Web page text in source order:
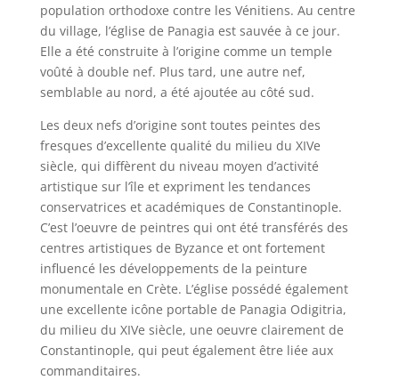
population orthodoxe contre les Vénitiens. Au centre
du village, l’église de Panagia est sauvée à ce jour.
Elle a été construite à l’origine comme un temple
voûté à double nef. Plus tard, une autre nef,
semblable au nord, a été ajoutée au côté sud.
Les deux nefs d’origine sont toutes peintes des
fresques d’excellente qualité du milieu du XIVe
siècle, qui diffèrent du niveau moyen d’activité
artistique sur l’île et expriment les tendances
conservatrices et académiques de Constantinople.
C’est l’oeuvre de peintres qui ont été transférés des
centres artistiques de Byzance et ont fortement
influencé les développements de la peinture
monumentale en Crète. L’église possédé également
une excellente icône portable de Panagia Odigitria,
du milieu du XIVe siècle, une oeuvre clairement de
Constantinople, qui peut également être liée aux
commanditaires.